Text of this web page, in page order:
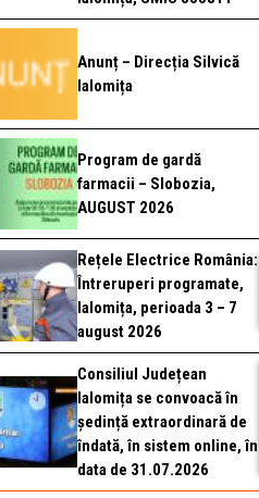
Anunț – Direcția Silvică
Ialomița
Program de gardă
farmacii – Slobozia,
AUGUST 2026
Rețele Electrice România:
Întreruperi programate,
Ialomița, perioada 3 – 7
august 2026
Consiliul Județean
Ialomița se convoacă în
ședință extraordinară de
îndată, în sistem online, în
data de 31.07.2026